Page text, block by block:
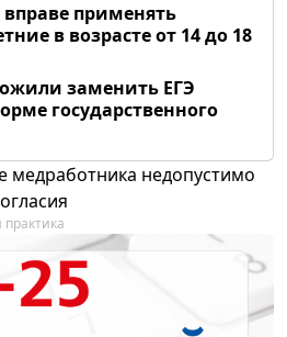
применять
в возрасте от 14 до 18
заменить ЕГЭ
государственного
медработника недопустимо